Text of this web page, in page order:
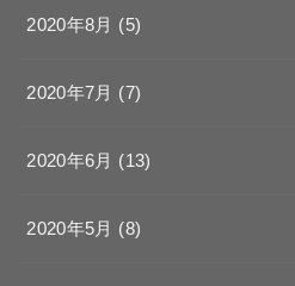
2020年8月 (5)
2020年7月 (7)
2020年6月 (13)
2020年5月 (8)